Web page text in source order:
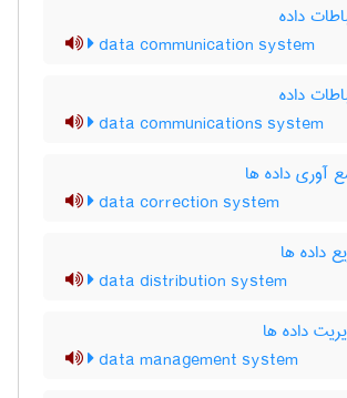
داده
data communication system
داده
data communications system
داده ها
data correction system
داده ها
data distribution system
داده ها
data management system